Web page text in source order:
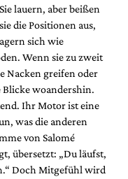
lauern, aber beißen
die Positionen aus,
sich wie
Wenn sie zu zweit
Nacken greifen oder
woandershin.
Ihr Motor ist eine
was die anderen
von Salomé
übersetzt: „Du läufst,
Doch Mitgefühl wird